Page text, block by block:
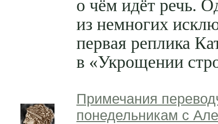
о чём идёт речь.
из немногих
первая реплика
в «Укрощении
Примечания
понедельникам с